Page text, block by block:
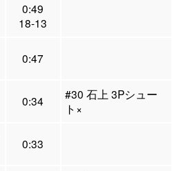
0:49
18-13
0:47
0:34
#30 石上 3Pシュー
ト×
0:33